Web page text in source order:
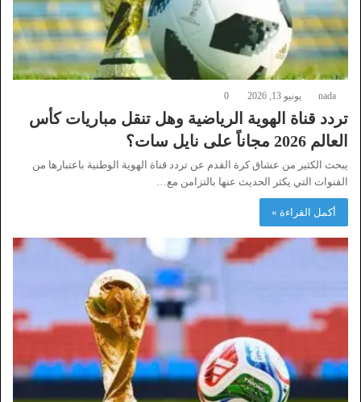
nada يونيو 13, 2026 0
تردد قناة الهوية الرياضية وهل تنقل مباريات كأس
العالم 2026 مجاناً على نايل سات؟
يبحث الكثير من عشاق كرة القدم عن تردد قناة الهوية الوطنية باعتبارها من
القنوات التي يكثر الحديث عنها بالتزامن مع…
أكمل القراءة »